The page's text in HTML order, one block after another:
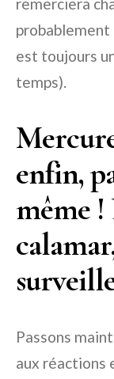
remerciera
probablement
est toujours
temps).
enfin,
même !
Passons
aux réactions